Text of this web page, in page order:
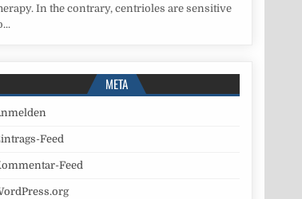
In the contrary, centrioles are sensitive
META
Feed
Feed